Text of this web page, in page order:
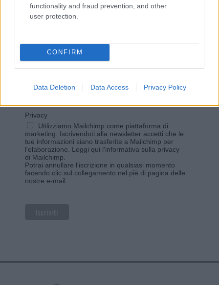
functionality and fraud prevention, and other
user protection.
CONFIRM
Data Deletion Data Access Privacy Policy
Vuoi rimanere sempre aggiornato?
email periodiche contenenti le ultime notizie pubblicate
sul sito web!
*
Privacy
Utilizziamo Mailchimp come piattaforma di
marketing. Iscrivendoti alla newsletter accetti che le
tue informazioni siano trasferite a Mailchimp per
l'elaborazione. Leggi qui l'informativa sulla privacy
di Mailchimp
Potrai annullare l'iscrizione in qualsiasi momento
facendo clic sul collegamento nel piè di pagina delle
nostre e-mail.